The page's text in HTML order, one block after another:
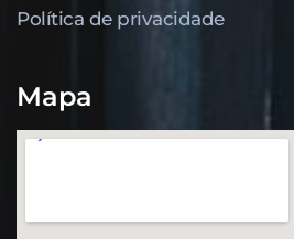
Política de privacidade
Mapa